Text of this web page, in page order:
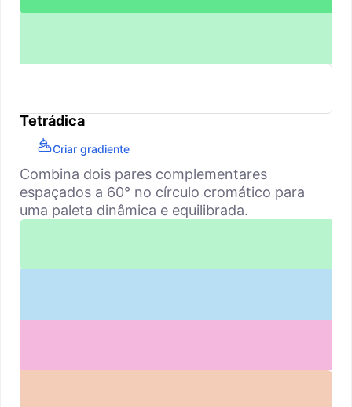
Tetrádica
Criar gradiente
Combina dois pares complementares
espaçados a 60° no círculo cromático para
uma paleta dinâmica e equilibrada.